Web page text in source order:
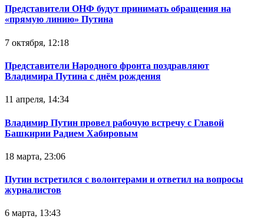
Представители ОНФ будут принимать обращения на
«прямую линию» Путина
7 октября, 12:18
Представители Народного фронта поздравляют
Владимира Путина с днём рождения
11 апреля, 14:34
Владимир Путин провел рабочую встречу с Главой
Башкирии Радием Хабировым
18 марта, 23:06
Путин встретился с волонтерами и ответил на вопросы
журналистов
6 марта, 13:43